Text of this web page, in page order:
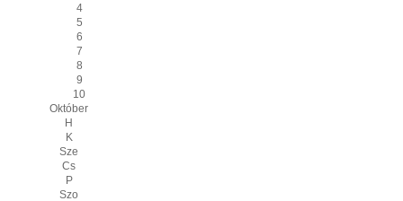
4
5
6
7
8
9
10
Október
H
K
Sze
Cs
P
Szo